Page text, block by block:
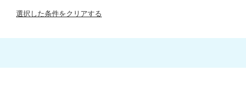
選択した条件をクリアする